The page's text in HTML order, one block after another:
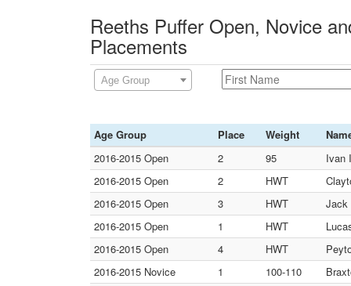
Reeths Puffer Open, Novice
Placements
Age Group
Age Group Place Weight
2016-2015 Open
2 95
Ivan
2016-2015 Open
2 HWT
2016-2015 Open
3 HWT
Jack
2016-2015 Open
1 HWT
2016-2015 Open
4 HWT
2016-2015 Novice
1 100-110